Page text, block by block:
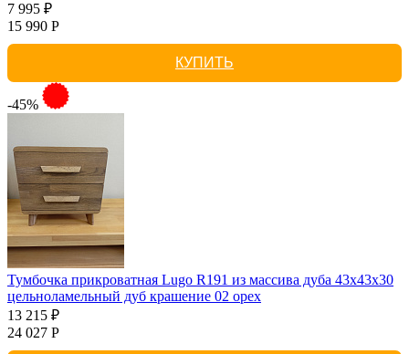
7 995 ₽
15 990 Р
КУПИТЬ
-45%
Тумбочка прикроватная Lugo R191 из массива дуба 43х43х30
цельноламельный дуб крашение 02 орех
13 215 ₽
24 027 Р